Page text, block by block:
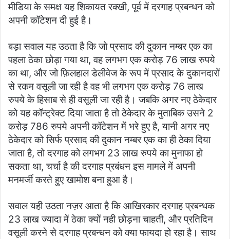
मीडिया के समक्ष यह शिकायत रक्खी, पूर्व में दरगाह प्रबन्धन को
अपनी कॉटेशन दी हुई है।
बड़ा सवाल यह उठता है कि जो प्रसाद की दुकान नम्बर एक का
पहला ठेका छोड़ा गया था, वह लगभग एक करोड़ 76 लाख रुपये
का था, और जो फ़िलहाल डेलीवेज के रूप में प्रसाद के दुकानदारों
से रकम वसूली जा रही है वह भी लगभग एक करोड़ 76 लाख
रुपये के हिसाब से ही वसूली जा रही है। जबकि अगर नए ठेकेदार
को यह कॉन्ट्रेक्ट दिया जाता है तो ठेकेदार के मुताबिक उसने 2
करोड़ 786 रुपये अपनी कॉटेशन में भरे हुए है, यानी अगर नए
ठेकेदार को सिर्फ प्रसाद की दुकान नम्बर एक का ही ठेका दिया
जाता है, तो दरगाह को लगभग 23 लाख रुपये का मुनाफा हो
सकता था, चर्चा है की दरगाह प्रबंधन इस मामले में अपनी
मनमर्जी करते हुए खामोश बना हुआ है।
सवाल यही उठता नज़र आता है कि आखिरकार दरगाह प्रबन्धक
23 लाख ज्यादा में ठेका क्यों नही छोड़ना चाहती, और प्रतिदिन
वसूली करने से दरगाह प्रबन्धन को क्या फायदा हो रहा है। साथ